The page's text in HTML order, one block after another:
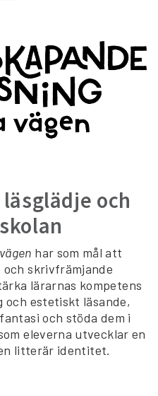
och
har som mål att
skrivfrämjande
lärarnas kompetens
estetiskt läsande,
och stöda dem i
eleverna utvecklar en
litterär identitet.